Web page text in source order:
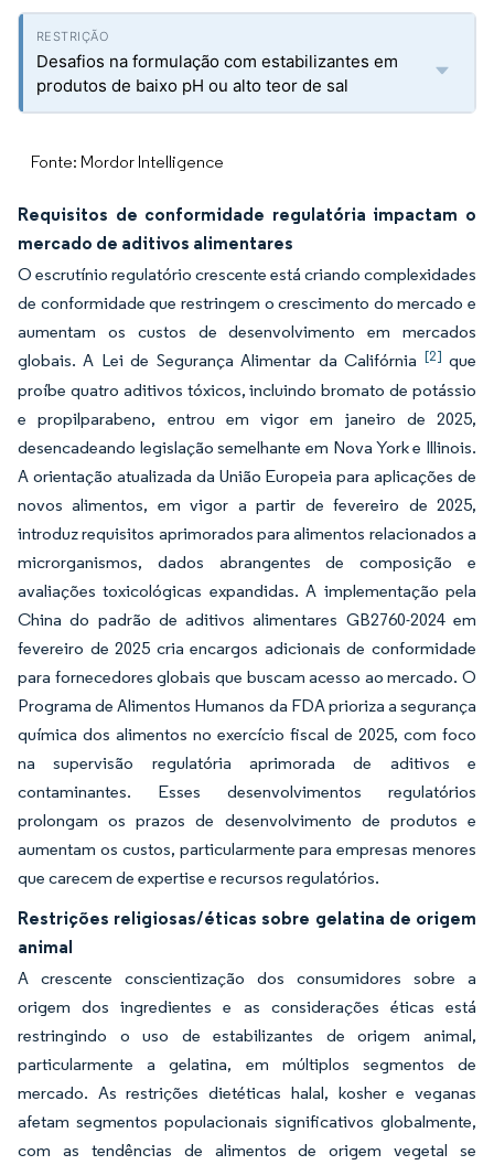
Desafios na formulação com estabilizantes em
produtos de baixo pH ou alto teor de sal
Fonte: Mordor Intelligence
Requisitos de conformidade regulatória impactam o
mercado de aditivos alimentares
O escrutínio regulatório crescente está criando complexidades
de conformidade que restringem o crescimento do mercado e
aumentam os custos de desenvolvimento em mercados
globais. A Lei de Segurança Alimentar da Califórnia [2] que
proíbe quatro aditivos tóxicos, incluindo bromato de potássio
e propilparabeno, entrou em vigor em janeiro de 2025,
desencadeando legislação semelhante em Nova York e Illinois.
A orientação atualizada da União Europeia para aplicações de
novos alimentos, em vigor a partir de fevereiro de 2025,
introduz requisitos aprimorados para alimentos relacionados a
microrganismos, dados abrangentes de composição e
avaliações toxicológicas expandidas. A implementação pela
China do padrão de aditivos alimentares GB2760-2024 em
fevereiro de 2025 cria encargos adicionais de conformidade
para fornecedores globais que buscam acesso ao mercado. O
Programa de Alimentos Humanos da FDA prioriza a segurança
química dos alimentos no exercício fiscal de 2025, com foco
na supervisão regulatória aprimorada de aditivos e
contaminantes. Esses desenvolvimentos regulatórios
prolongam os prazos de desenvolvimento de produtos e
aumentam os custos, particularmente para empresas menores
que carecem de expertise e recursos regulatórios.
Restrições religiosas/éticas sobre gelatina de origem
animal
A crescente conscientização dos consumidores sobre a
origem dos ingredientes e as considerações éticas está
restringindo o uso de estabilizantes de origem animal,
particularmente a gelatina, em múltiplos segmentos de
mercado. As restrições dietéticas halal, kosher e veganas
afetam segmentos populacionais significativos globalmente,
com as tendências de alimentos de origem vegetal se